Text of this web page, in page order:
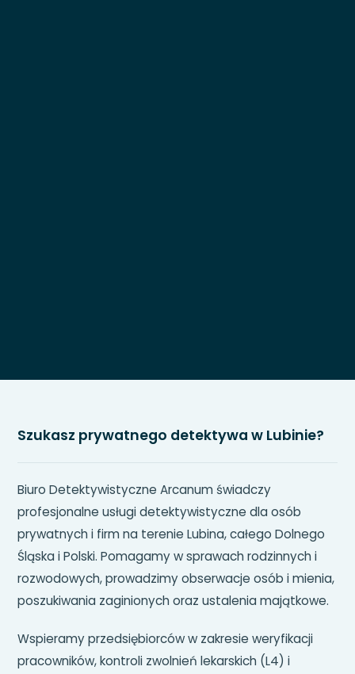
Szukasz prywatnego detektywa w Lubinie?
Biuro Detektywistyczne Arcanum świadczy
profesjonalne usługi detektywistyczne dla osób
prywatnych i firm na terenie Lubina, całego Dolnego
Śląska i Polski. Pomagamy w sprawach rodzinnych i
rozwodowych, prowadzimy obserwacje osób i mienia,
poszukiwania zaginionych oraz ustalenia majątkowe.
Wspieramy przedsiębiorców w zakresie weryfikacji
pracowników, kontroli zwolnień lekarskich (L4) i